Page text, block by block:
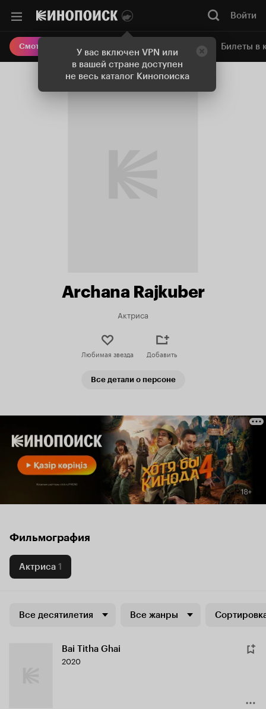
У вас включен VPN или
в вашей стране доступен
не весь каталог Кинопоиска
Войти
Смотреть кино Онлайн-кинотеатр Билеты в
Archana Rajkuber
Актриса
Любимая звезда Добавить
Все детали о персоне
Фильмография
Актриса 1
Все десятилетия Все жанры
Bai Titha Ghai
2020